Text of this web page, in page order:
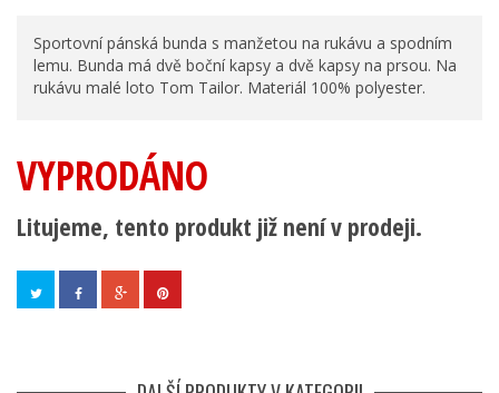
Sportovní pánská bunda s manžetou na rukávu a spodním
lemu. Bunda má dvě boční kapsy a dvě kapsy na prsou. Na
rukávu malé loto Tom Tailor. Materiál 100% polyester.
VYPRODÁNO
Litujeme, tento produkt již není v prodeji.